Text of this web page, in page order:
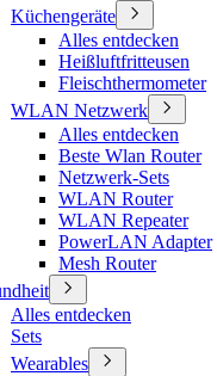
Küchengeräte
Alles entdecken
Heißluftfritteusen
Fleischthermometer
WLAN Netzwerk
Alles entdecken
Beste Wlan Router
Netzwerk-Sets
WLAN Router
WLAN Repeater
PowerLAN Adapter
Mesh Router
Alles entdecken
Sets
Wearables